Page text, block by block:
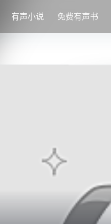
有声小说 免费有声书